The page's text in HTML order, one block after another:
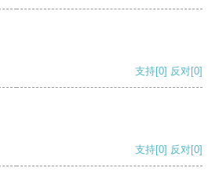
支持[0] 反对[0]
支持[0] 反对[0]